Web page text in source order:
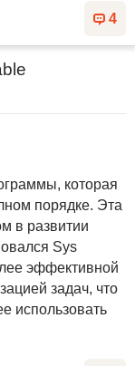
4
которая
порядке. Эта
в развитии
Sys
эффективной
задач, что
использовать